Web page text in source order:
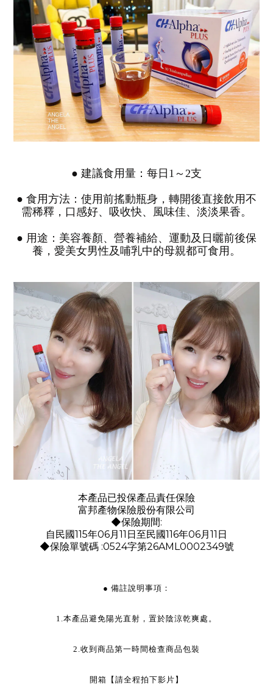
● 建議食用量：每日1～2支
● 食用方法：使用前搖動瓶身，轉開後直接飲用不
需稀釋，口感好、吸收快、風味佳、淡淡果香。
● 用途：美容養顏、營養補給、運動及日曬前後保
養，愛美女男性及哺乳中的母親都可食用。
本產品已投保產品責任保險
富邦產物保險股份有限公司
◆保險期間:
自民國115年06月11日至民國116年06月11日
◆保險單號碼 :0524字第26AML0002349號
● 備註說明事項：
1.本產品避免陽光直射，置於陰涼乾爽處。
2.收到商品第一時間檢查商品包裝
開箱【請全程拍下影片】